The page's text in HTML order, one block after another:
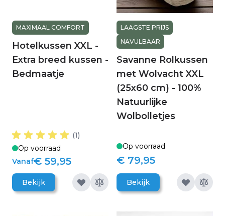
MAXIMAAL COMFORT
Hotelkussen XXL -
Extra breed kussen -
Bedmaatje
(1)
Op voorraad
Vanaf€ 59,95
Bekijk
LAAGSTE PRIJS
NAVULBAAR
Savanne Rolkussen
met Wolvacht XXL
(25x60 cm) - 100%
Natuurlijke
Wolbolletjes
Op voorraad
€ 79,95
Bekijk